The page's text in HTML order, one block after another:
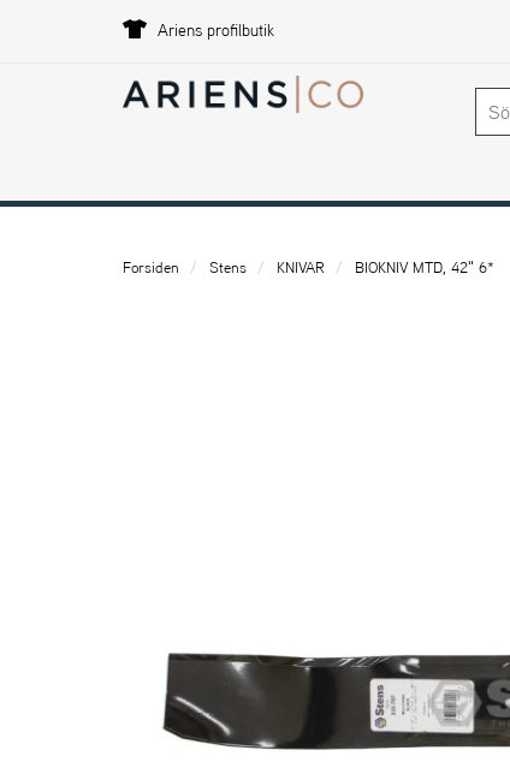
Ariens profilbutik
Forsiden Stens KNIVAR BIOKNIV MTD, 42" 6*